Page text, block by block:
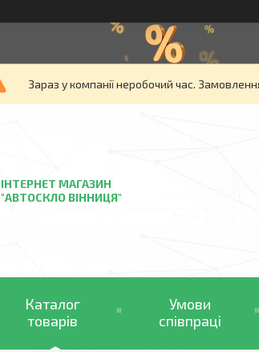
Зараз у компанії неробочий час.
ІНТЕРНЕТ МАГАЗИН
"АВТОСКЛО ВІННИЦЯ"
Каталог
товарів
Умови
співпраці